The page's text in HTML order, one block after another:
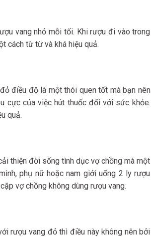
vang nhỏ mỗi tối. Khi rượu đi vào trong
cách từ từ và khá hiệu quả.
điều độ là một thói quen tốt mà bạn nên
cực của việc hút thuốc đối với sức khỏe.
quả.
thiện đời sống tình dục vợ chồng mà một
phụ nữ hoặc nam giới uống 2 ly rượu
vợ chồng không dùng rượu vang.
rượu vang đỏ thì điều này không nên bởi